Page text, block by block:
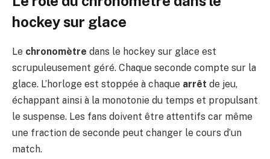
hockey sur glace
Le chronomètre dans le hockey sur glace est
scrupuleusement géré. Chaque seconde compte sur la
glace. L’horloge est stoppée à chaque arrêt de jeu,
échappant ainsi à la monotonie du temps et propulsant
le suspense. Les fans doivent être attentifs car même
une fraction de seconde peut changer le cours d’un
match.